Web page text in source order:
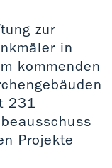
zur
in
kommenden
231
Projekte